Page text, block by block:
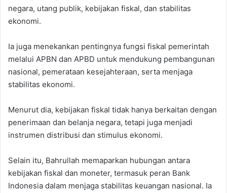
negara, utang publik, kebijakan fiskal, dan stabilitas
ekonomi.
Ia juga menekankan pentingnya fungsi fiskal pemerintah
melalui APBN dan APBD untuk mendukung pembangunan
nasional, pemerataan kesejahteraan, serta menjaga
stabilitas ekonomi.
Menurut dia, kebijakan fiskal tidak hanya berkaitan dengan
penerimaan dan belanja negara, tetapi juga menjadi
instrumen distribusi dan stimulus ekonomi.
Selain itu, Bahrullah memaparkan hubungan antara
kebijakan fiskal dan moneter, termasuk peran Bank
Indonesia dalam menjaga stabilitas keuangan nasional. Ia